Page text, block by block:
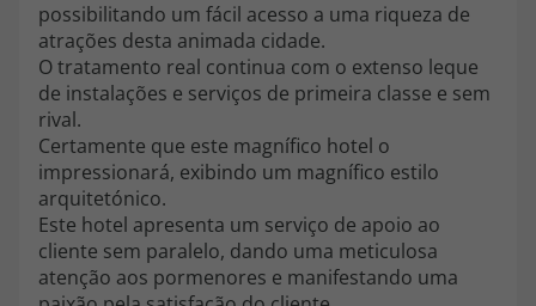
center a funcionar todos os dias úteis das 10:00 às 20:00 e Sábado
das 10:00 às 14:00.
topatlantico@topatlantico.com
possibilitando um fácil acesso a uma riqueza de
atrações desta animada cidade.
O tratamento real continua com o extenso leque
de instalações e serviços de primeira classe e sem
rival.
Certamente que este magnífico hotel o
impressionará, exibindo um magnífico estilo
arquitetónico.
Este hotel apresenta um serviço de apoio ao
cliente sem paralelo, dando uma meticulosa
atenção aos pormenores e manifestando uma